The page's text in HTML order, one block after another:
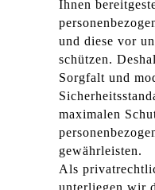
Ihnen
und diese vor
schützen.
Sorgfalt und
maximalen
gewährleisten.
Als
unterliegen wir